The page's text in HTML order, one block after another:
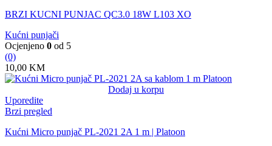
BRZI KUCNI PUNJAC QC3.0 18W L103 XO
Kućni punjači
Ocjenjeno 0 od 5
(0)
10,00 KM
Dodaj u korpu
Uporedite
Brzi pregled
Kućni Micro punjač PL-2021 2A 1 m | Platoon